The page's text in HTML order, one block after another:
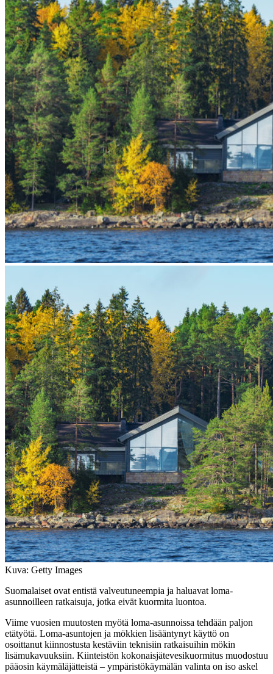
Kuva: Getty Images
Suomalaiset ovat entistä valveutuneempia ja haluavat loma-
asunnoilleen ratkaisuja, jotka eivät kuormita luontoa.
Viime vuosien muutosten myötä loma-asunnoissa tehdään paljon
etätyötä. Loma-asuntojen ja mökkien lisääntynyt käyttö on
osoittanut kiinnostusta kestäviin teknisiin ratkaisuihin mökin
lisämukavuuksiin. Kiinteistön kokonaisjätevesikuormitus muodostuu
pääosin käymäläjätteistä – ympäristökäymälän valinta on iso askel